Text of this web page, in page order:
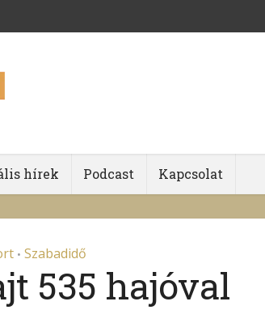
hírek Podcast Kapcsolat
• Szabadidő
535 hajóval